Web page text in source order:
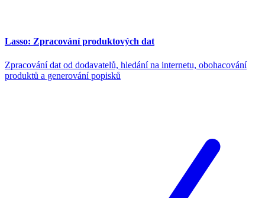
Lasso: Zpracování produktových dat
Zpracování dat od dodavatelů, hledání na internetu, obohacování
produktů a generování popisků